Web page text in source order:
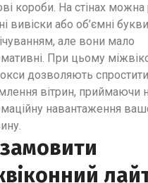
короби. На стінах можна
вивіски або об’ємні
але вони мало
При цьому
дозволяють спростити
вітрин, приймаючи
навантаження